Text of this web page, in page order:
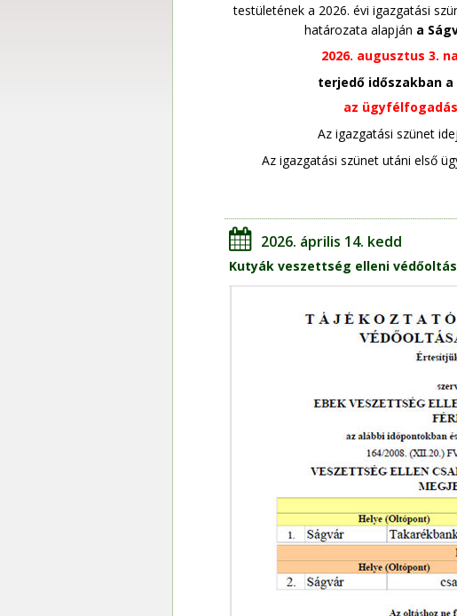
2026. április 14. kedd
Kutyák veszettség elleni
testületének a 2026. évi igazgatási
határozata alapján a
2026. augusztus 3.
terjedő időszakban
az
Az igazgatási szünet
Az igazgatási szünet utáni első